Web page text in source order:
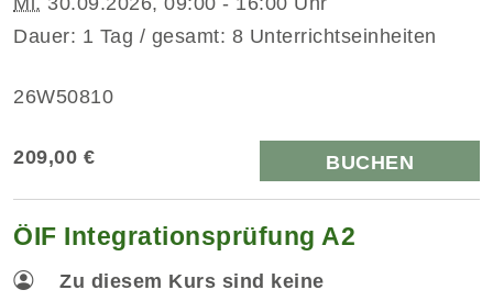
Dauer: 1 Tag / gesamt: 8 Unterrichtseinheiten
26W50810
209,00 € BUCHEN
ÖIF Integrationsprüfung A2
Zu diesem Kurs sind keine